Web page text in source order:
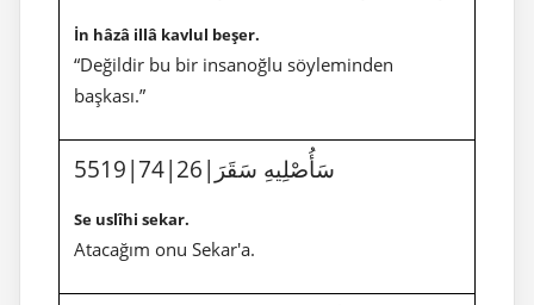
İn hâzâ illâ kavlul beşer.
“Değildir bu bir insanoğlu söyleminden
başkası.”
5519|74|26|سَأُصْلِيهِ سَقَرَ
Se uslîhi sekar.
Atacağım onu Sekar'a.